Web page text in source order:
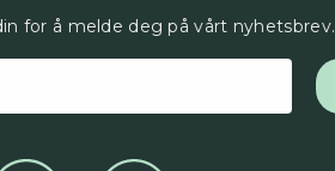
for å melde deg på vårt nyhetsbrev.